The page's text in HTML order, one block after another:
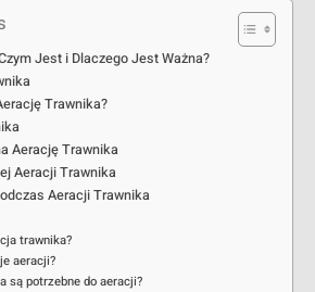
Jest i Dlaczego Jest Ważna?
Trawnika?
Aerację Trawnika
Aeracji Trawnika
Aeracji Trawnika
trawnika?
aeracji?
są potrzebne do aeracji?